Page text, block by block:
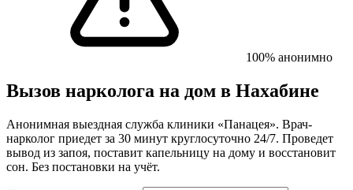
100% анонимно
Вызов нарколога на дом в Нахабине
Анонимная выездная служба клиники «Панацея». Врач-
нарколог приедет за 30 минут круглосуточно 24/7. Проведет
вывод из запоя, поставит капельницу на дому и восстановит
сон. Без постановки на учёт.